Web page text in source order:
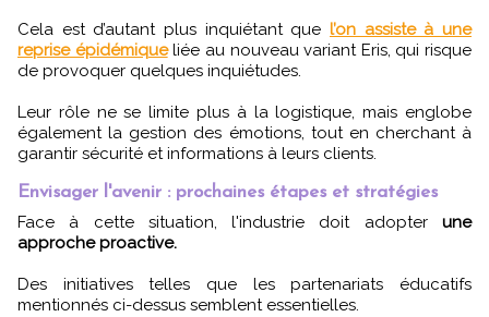
Cela est d’autant plus inquiétant que l’on assiste à une
reprise épidémiqueliée au nouveau variant Eris, qui risque
de provoquer quelques inquiétudes.
Leur rôle ne se limite plus à la logistique, mais englobe
également la gestion des émotions, tout en cherchant à
garantir sécurité et informations à leurs clients.
Envisager l'avenir : prochaines étapes et stratégies
Face à cette situation, l'industrie doit adopter une
approche proactive.
Des initiatives telles que les partenariats éducatifs
mentionnés ci-dessus semblent essentielles.